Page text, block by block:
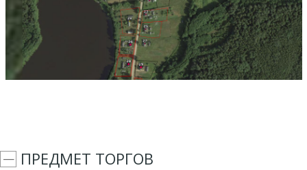
ПРЕДМЕТ ТОРГОВ